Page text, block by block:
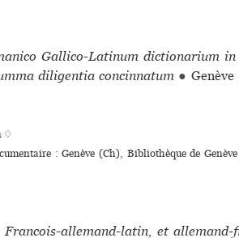
Gallico-Latinum dictionarium
diligentia concinnatum ●
♢
: Genève (Ch), Bibliothèque de
allemand-latin, et